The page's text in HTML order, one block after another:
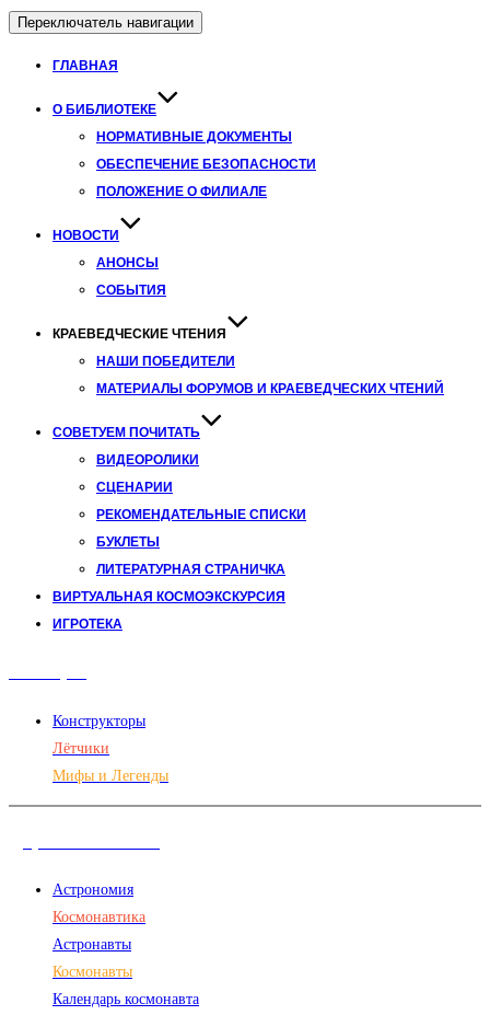
Переключатель навигации
ГЛАВНАЯ
О БИБЛИОТЕКЕ
НОРМАТИВНЫЕ ДОКУМЕНТЫ
ОБЕСПЕЧЕНИЕ БЕЗОПАСНОСТИ
ПОЛОЖЕНИЕ О ФИЛИАЛЕ
НОВОСТИ
АНОНСЫ
СОБЫТИЯ
КРАЕВЕДЧЕСКИЕ ЧТЕНИЯ
НАШИ ПОБЕДИТЕЛИ
МАТЕРИАЛЫ ФОРУМОВ И КРАЕВЕДЧЕСКИХ ЧТЕНИЙ
СОВЕТУЕМ ПОЧИТАТЬ
ВИДЕОРОЛИКИ
СЦЕНАРИИ
РЕКОМЕНДАТЕЛЬНЫЕ СПИСКИ
БУКЛЕТЫ
ЛИТЕРАТУРНАЯ СТРАНИЧКА
ВИРТУАЛЬНАЯ КОСМОЭКСКУРСИЯ
ИГРОТЕКА
Конструкторы
Лётчики
Мифы и Легенды
Астрономия
Космонавтика
Астронавты
Космонавты
Календарь космонавта